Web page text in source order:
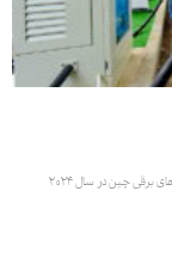
با حمایت قوی دولت چین، تعداد شارژرهای عمومی DC در صنعت شارژ خودروهای برقی چین در سال ۲۰۲۴